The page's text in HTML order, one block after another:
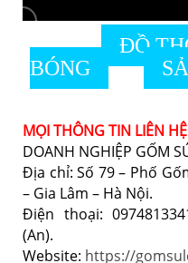
ĐỒ
BÓNG
MỌI THÔNG TIN LIÊN
DOANH NGHIỆP GỐM
Địa chỉ: Số 79 – Phố
– Gia Lâm – Hà Nội.
Điện thoại:
(An).
Website: https://